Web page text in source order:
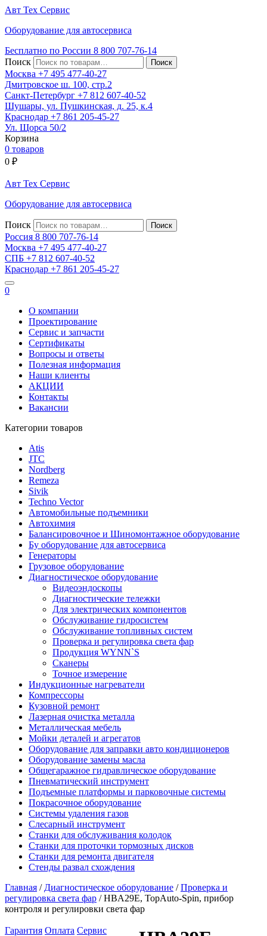
Авт Тех Сервис
Оборудование для автосервиса
Бесплатно по России 8 800 707-76-14
Поиск
Москва +7 495 477-40-27
Дмитровское ш. 100, стр.2
Санкт-Петербург +7 812 607-40-52
Шушары, ул. Пушкинская, д. 25, к.4
Краснодар +7 861 205-45-27
Ул. Щорса 50/2
Корзина
0 товаров
0 ₽
Авт Тех Сервис
Оборудование для автосервиса
Поиск
Россия 8 800 707-76-14
Москва +7 495 477-40-27
СПБ +7 812 607-40-52
Краснодар +7 861 205-45-27
0
О компании
Проектирование
Сервис и запчасти
Сертификаты
Вопросы и ответы
Полезная информация
Наши клиенты
АКЦИИ
Контакты
Вакансии
Категории товаров
Atis
JTC
Nordberg
Remeza
Sivik
Techno Vector
Автомобильные подъемники
Автохимия
Балансировочное и Шиномонтажное оборудование
Бу оборудование для автосервиса
Генераторы
Грузовое оборудование
Диагностическое оборудование
Видеоэндоскопы
Диагностические тележки
Для электрических компонентов
Обслуживание гидросистем
Обслуживание топливных систем
Проверка и регулировка света фар
Продукция WYNN`S
Сканеры
Точное измерение
Индукционные нагреватели
Компрессоры
Кузовной ремонт
Лазерная очистка металла
Металлическая мебель
Мойки деталей и агрегатов
Оборудование для заправки авто кондиционеров
Оборудование замены масла
Общегаражное гидравлическое оборудование
Пневматический инструмент
Подъемные платформы и парковочные системы
Покрасочное оборудование
Системы удаления газов
Слесарный инструмент
Станки для обслуживания колодок
Станки для проточки тормозных дисков
Станки для ремонта двигателя
Стенды развал схождения
Главная / Диагностическое оборудование /Проверка и
регулировка света фар / HBA29E, TopAuto-Spin, прибор
контроля и регулировки света фар
Гарантия Оплата Сервис